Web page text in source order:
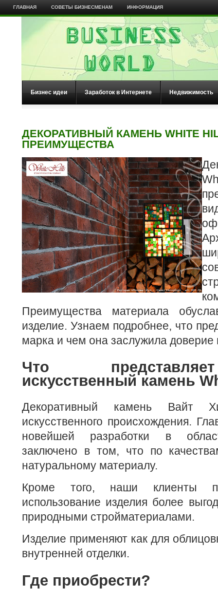
ГЛАВНАЯ СОВЕТЫ БИЗНЕСМЕНАМ ИНФОРМАЦИЯ
Бизнес идеи Заработок в Интернете Недвижимость
ДЕКОРАТИВНЫЙ КАМЕНЬ WHITE
ПРЕИМУЩЕСТВА
Преимущества материала
изделие. Узнаем подробнее, что
марка и чем она заслужила доверие
Что
искусственный камень
Декоративный камень Вайт
искусственного происхождения.
новейшей разработки в
заключено в том, что по
натуральному материалу.
Кроме того, наши клиенты
использование изделия более
природными стройматериалами.
Изделие применяют как для
внутренней отделки.
Где приобрести?